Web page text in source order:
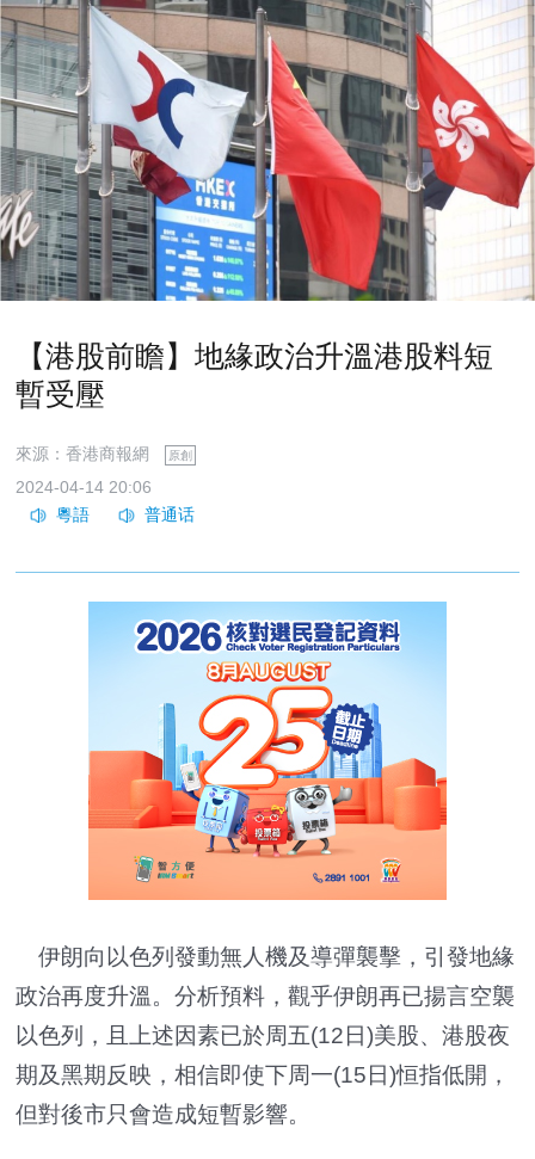
​【港股前瞻】地緣政治升溫港股料短
暫受壓
來源：香港商報網 原創
2024-04-14 20:06
伊朗向以色列發動無人機及導彈襲擊，引發地緣
政治再度升溫。分析預料，觀乎伊朗再已揚言空襲
以色列，且上述因素已於周五(12日)美股、港股夜
期及黑期反映，相信即使下周一(15日)恒指低開，
但對後市只會造成短暫影響。